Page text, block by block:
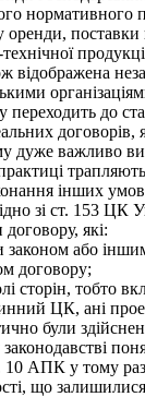
нормативного
оренди, поставки
переходить до
договорів,
дуже важливо
інших
зі ст. 153 ЦК
які:
законом або
договору;
сторін, тобто
ЦК, ані
були
10 АПК у тому
що